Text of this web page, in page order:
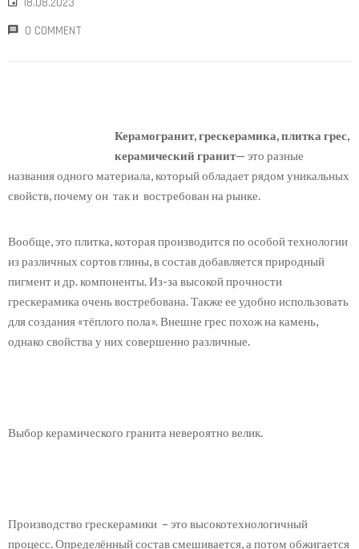
0 COMMENT
Керамогранит, грескерамика, плитка грес,
керамический гранит— это разные
названия одного материала, который обладает рядом уникальных
свойств, почему он так и востребован на рынке.
Вообще, это плитка, которая производится по особой технологии
из различных сортов глины, в состав добавляется природный
пигмент и др. компоненты. Из-за высокой прочности
грескерамика очень востребована. Также ее удобно использовать
для создания «тёплого пола». Внешне грес похож на камень,
однако свойства у них совершенно различные.
Выбор керамического гранита невероятно велик.
Производство грескерамики – это высокотехнологичный
процесс. Определённый состав смешивается, а потом обжигается